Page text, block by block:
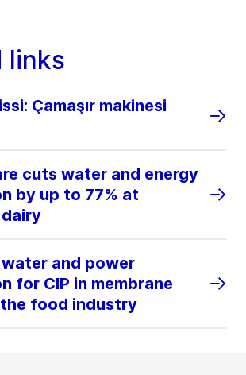
links
Çamaşır makinesi
cuts water and energy
by up to 77% at
water and power
for CIP in membrane
food industry